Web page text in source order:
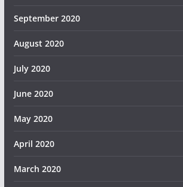
September 2020
August 2020
July 2020
June 2020
May 2020
April 2020
March 2020